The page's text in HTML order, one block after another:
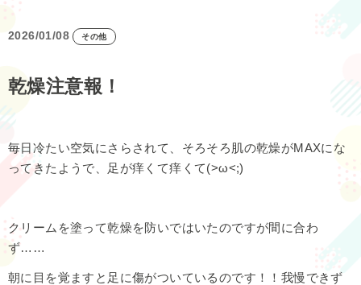
2026/01/08 その他
乾燥注意報！
毎日冷たい空気にさらされて、そろそろ肌の乾燥がMAXにな
ってきたようで、足が痒くて痒くて(>ω<;)
クリームを塗って乾燥を防いではいたのですが間に合わ
ず……
朝に目を覚ますと足に傷がついているのです！！我慢できず